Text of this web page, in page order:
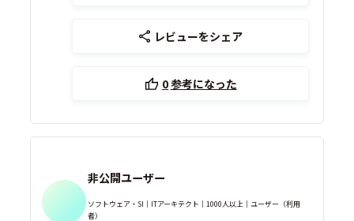
レビューをシェア
0参考になった
非公開ユーザー
ソフトウェア・SI｜ITアーキテクト｜1000人以上｜ユーザー（利用
者）